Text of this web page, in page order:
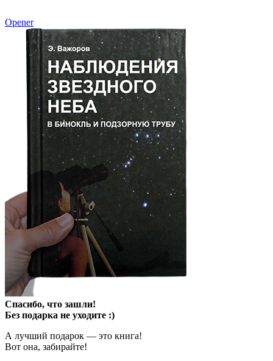
Opener
Спасибо, что зашли!
Без подарка не уходите :)
А лучший подарок — это книга!
Вот она, забирайте!